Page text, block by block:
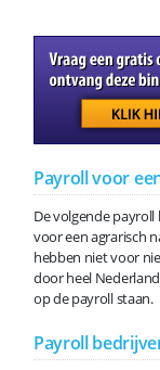
Payroll voor
De volgende
voor een agrarisch
hebben niet voor
door heel
op de payroll staan.
Payroll